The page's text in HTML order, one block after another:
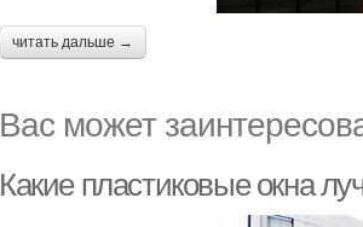
читать дальше →
Вас может
Какие пластиковые окна